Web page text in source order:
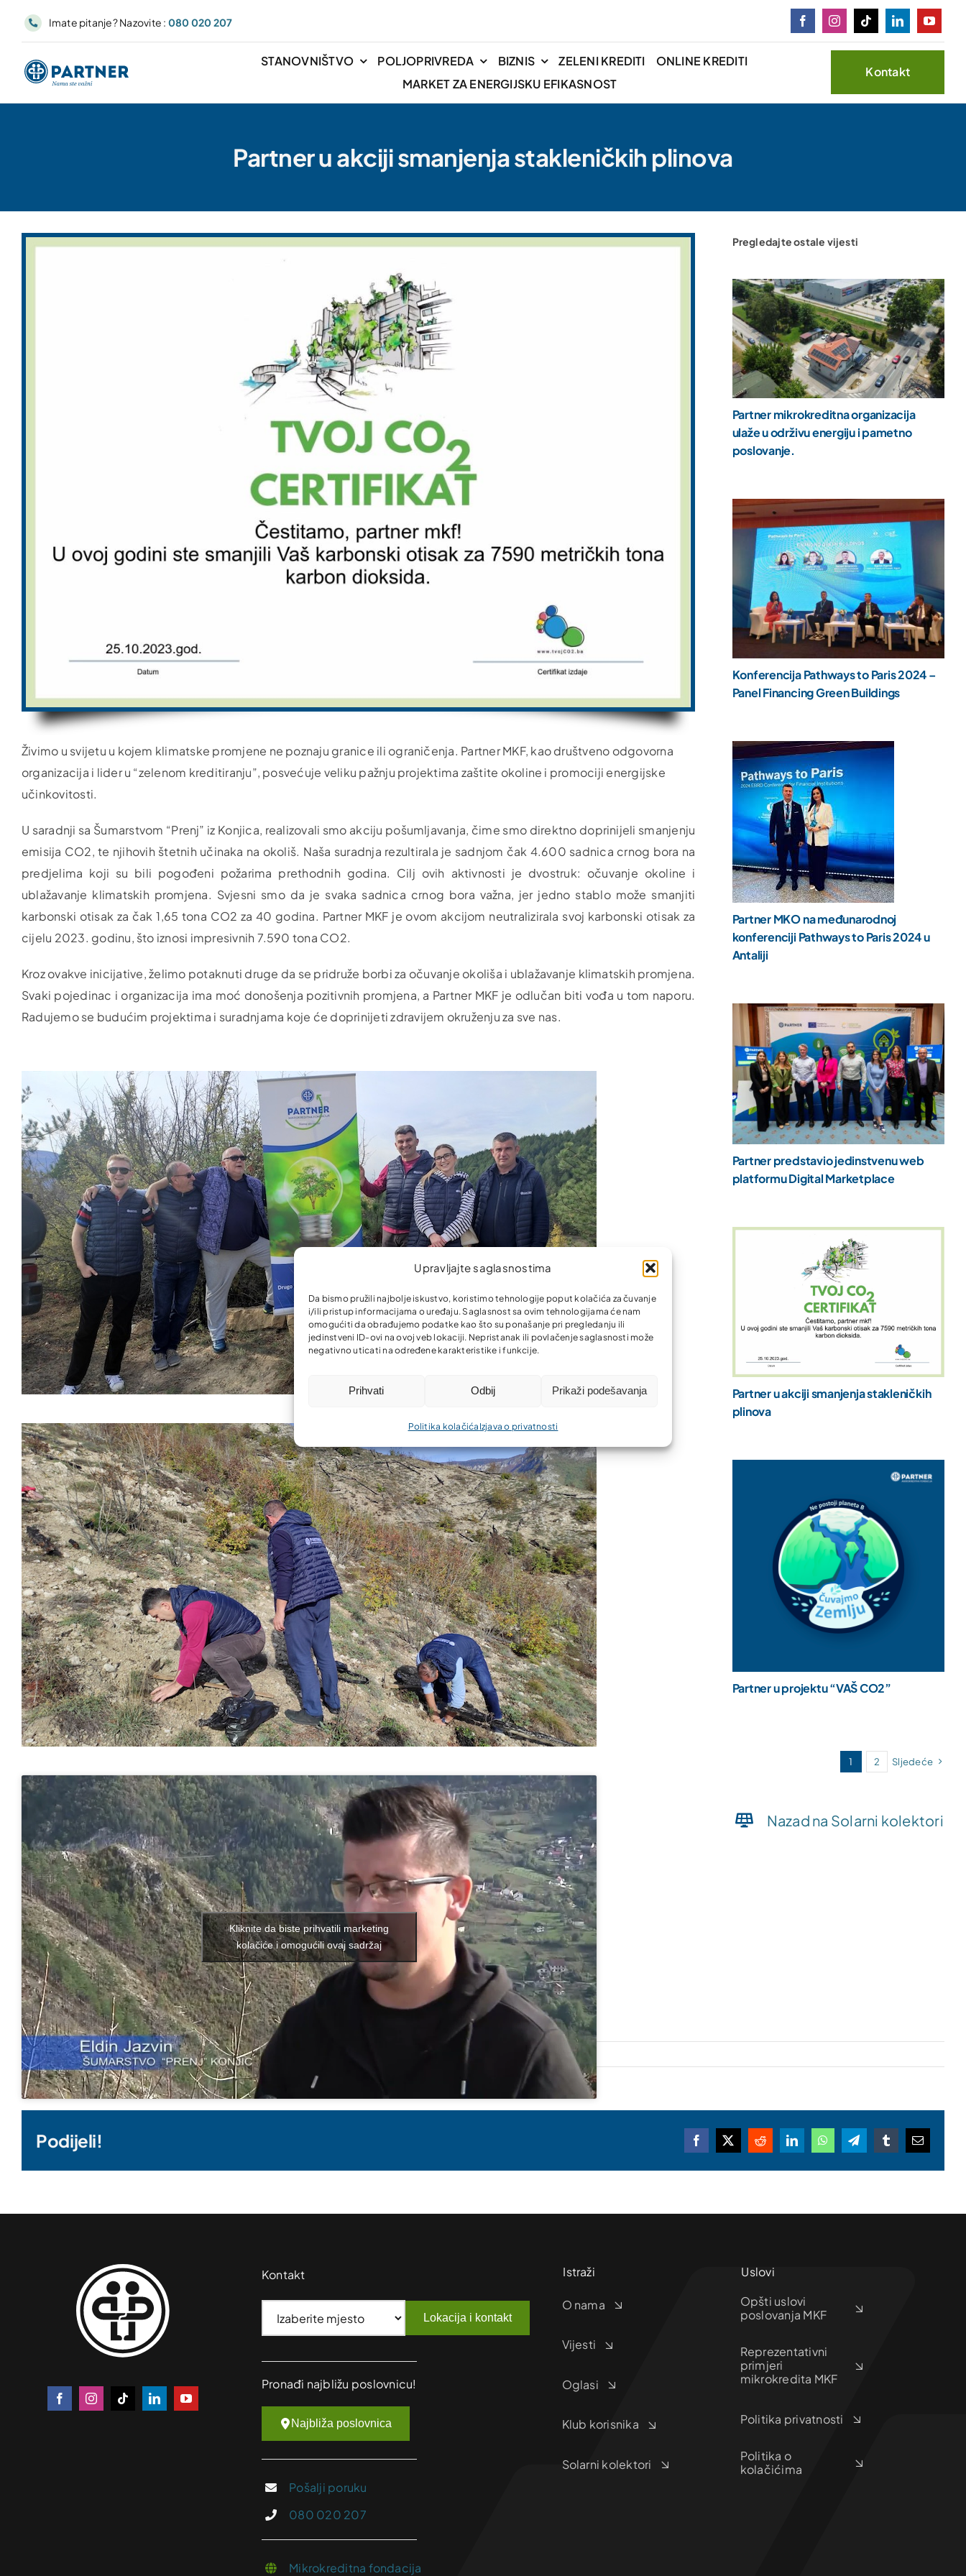
Upravljajte saglasnostima
Da bismo pružili najbolje iskustvo, koristimo tehnologije poput kolačića za čuvanje
i/ili pristup informacijama o uređaju. Saglasnost sa ovim tehnologijama će nam
omogućiti da obrađujemo podatke kao što su ponašanje pri pregledanju ili
jedinstveni ID-ovi na ovoj veb lokaciji. Nepristanak ili povlačenje saglasnosti može
negativno uticati na određene karakteristike i funkcije.
Prihvati Odbij Prikaži podešavanja
Politika kolačića Izjava o privatnosti
Imate pitanje? Nazovite : 080 020 207
STANOVNIŠTVO POLJOPRIVREDA BIZNIS ZELENI KREDITI
ONLINE KREDITI
MARKET ZA ENERGIJSKU EFIKASNOST
Kontakt
Partner u akciji smanjenja stakleničkih plinova
Živimo u svijetu u kojem klimatske promjene ne poznaju granice ili ograničenja. Partner MKF, kao društveno odgovorna
organizacija i lider u “zelenom kreditiranju”, posvećuje veliku pažnju projektima zaštite okoline i promociji energijske
učinkovitosti.
U saradnji sa Šumarstvom “Prenj” iz Konjica, realizovali smo akciju pošumljavanja, čime smo direktno doprinijeli smanjenju
emisija CO2, te njihovih štetnih učinaka na okoliš. Naša suradnja rezultirala je sadnjom čak 4.600 sadnica crnog bora na
predjelima koji su bili pogođeni požarima prethodnih godina. Cilj ovih aktivnosti je dvostruk: očuvanje okoline i
ublažavanje klimatskih promjena. Svjesni smo da je svaka sadnica crnog bora važna, jer jedno stablo može smanjiti
karbonski otisak za čak 1,65 tona CO2 za 40 godina. Partner MKF je ovom akcijom neutralizirala svoj karbonski otisak za
cijelu 2023. godinu, što iznosi impresivnih 7.590 tona CO2.
Kroz ovakve inicijative, želimo potaknuti druge da se pridruže borbi za očuvanje okoliša i ublažavanje klimatskih promjena.
Svaki pojedinac i organizacija ima moć donošenja pozitivnih promjena, a Partner MKF je odlučan biti vođa u tom naporu.
Radujemo se budućim projektima i suradnjama koje će doprinijeti zdravijem okruženju za sve nas.
Kliknite da biste prihvatili marketing
kolačiće i omogućili ovaj sadržaj
Pregledajte ostale vijesti
Partner mikrokreditna organizacija
ulaže u održivu energiju i pametno
poslovanje.
Konferencija Pathways to Paris 2024 –
Panel Financing Green Buildings
Partner MKO na međunarodnoj
konferenciji Pathways to Paris 2024 u
Antaliji
Partner predstavio jedinstvenu web
platformu Digital Marketplace
Partner u akciji smanjenja stakleničkih
plinova
Partner u projektu “VAŠ CO2”
1 2 Sljedeće
Nazad na Solarni kolektori
7. Novembra 2023.
Podijeli! Facebook
X RedditLinkedInWhatsAppTelegramTumblrEmail
Kontakt
Lokacija i kontakt
Pronađi najbližu poslovnicu!
Najbliža poslovnica
Pošalji poruku
080 020 207
Mikrokreditna fondacija
Istraži
O nama
Vijesti
Oglasi
Klub korisnika
Solarni kolektori
Uslovi
Opšti uslovi
poslovanja MKF
Reprezentativni
primjeri
mikrokredita MKF
Politika privatnosti
Politika o
kolačićima